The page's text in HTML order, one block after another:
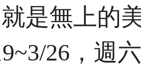
是無上的
26，週